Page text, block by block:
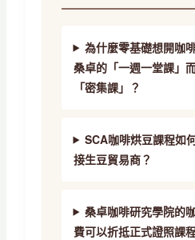
為什麼零基礎想開咖
桑卓的「一週一堂課」
「密集課」？
SCA咖啡烘豆課程如
接生豆貿易商？
桑卓咖啡研究學院的
費可以折抵正式證照課